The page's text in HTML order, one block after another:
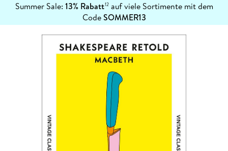
Summer Sale: 13% Rabatt12auf viele Sortimente mit dem
CodeSOMMER13
erfahren